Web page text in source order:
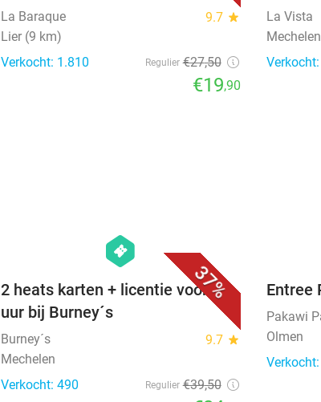
La Baraque 9.7 star
Lier (9 km)
Verkocht: 1.810
Regulier €27,50
€19,90
La Vista
Mechelen
37%
hexagon
events
2 heats karten + licentie voor 24
uur bij Burney´s
Burney´s 9.7 star
Mechelen
Verkocht: 490
Regulier €39,50
Entree
Pakawi
Olmen